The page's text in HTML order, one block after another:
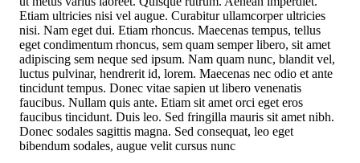
Etiam ultricies nisi vel augue. Curabitur ullamcorper ultricies
nisi. Nam eget dui. Etiam rhoncus. Maecenas tempus, tellus
eget condimentum rhoncus, sem quam semper libero, sit amet
adipiscing sem neque sed ipsum. Nam quam nunc, blandit vel,
luctus pulvinar, hendrerit id, lorem. Maecenas nec odio et ante
tincidunt tempus. Donec vitae sapien ut libero venenatis
faucibus. Nullam quis ante. Etiam sit amet orci eget eros
faucibus tincidunt. Duis leo. Sed fringilla mauris sit amet nibh.
Donec sodales sagittis magna. Sed consequat, leo eget
bibendum sodales, augue velit cursus nunc